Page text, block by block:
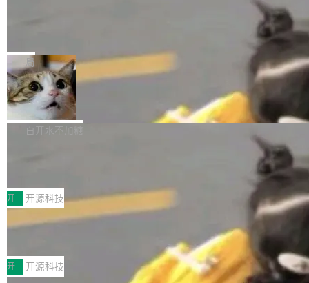
一在人才争夺战中失血的公司。六月，Google
连失两员大将：Noam Shazeer 去了 Op...
er HE-AAC 960 解码 (DAB+) transpose_cuda
filter 添加 AMF Frame Rate Converter (vf_frc
_amf) filter SMPTE 2094-50 元数据支持和直
通 ProRes RAW VideoToolbox 硬件加速器 AP
V ...
Code 在 X 上发帖：「DeepSeek Flash did 8T
tokens on August 1st. 5T of free usage + 3T
on OpenCode Go.」79.8 万次浏览，连带着 #
DeepSeek一天消耗了8万亿# 上了微博热搜——
注意这是 OpenCode 一家的消耗。 OpenCode
不完。」5T 来自免费额度，3T 来自 Go...
局
NetBSD 11.0 正式发布
NetBSD 11.0 现已正式发布，这是 NetBSD 操
作系统的第十八个主要版本。 自 NetBSD 10.1
ve JH71XX 的设备，例如 VisionFive 2、PINE
64 STAR64，以及 QEMU。 增强了对 POSIX.1
-2024 和 C23 编程接口标准的兼容性。 compat
_linux(8) 增强了对 Linux 系统调用的支持，包
括 epoll（围绕 kqueue 实现）、POSIX 消息队
列、...
白开水不加糖
案
享会在上海举办。鸿蒙生态的全场景智慧营销平
台鲸鸿动能协同华为游戏中心，面向游戏行业开
发者及生态伙伴，系统呈现了平台在游戏领域的
完整能力版图——从IAP高价值用户的全周期经
营、到IAA游戏的“买变一体”正循环、再到联运与
广告协同的全链路经营闭环，以及面向全球市场
开 开源科技
技嘉X3D系列再添新成员 B850 AORU
面向AMD Ryzen X3D处理器玩家，技嘉X3D系
列主板阵容迎来新成员——B850 AORUS ELITE
X3D。作为面向主流高性能平台打造的全新主板
开 开源科技